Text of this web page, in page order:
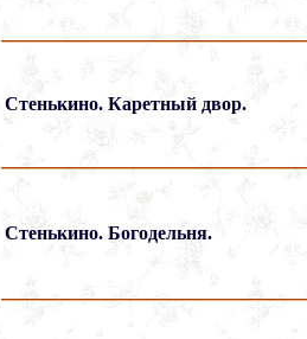
Стенькино. Каретный двор.
Стенькино. Богодельня.